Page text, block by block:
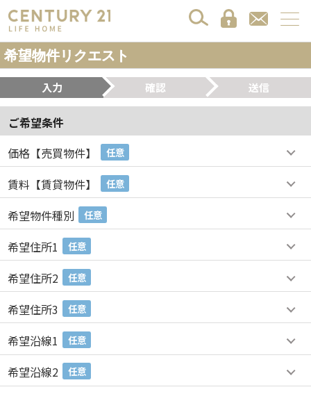
希望物件リクエスト
入力 確認 送信
ご希望条件
価格【売買物件】
任意
賃料【賃貸物件】 任意
希望物件種別 任意
希望住所1 任意
希望住所2 任意
希望住所3 任意
希望沿線1 任意
希望沿線2 任意